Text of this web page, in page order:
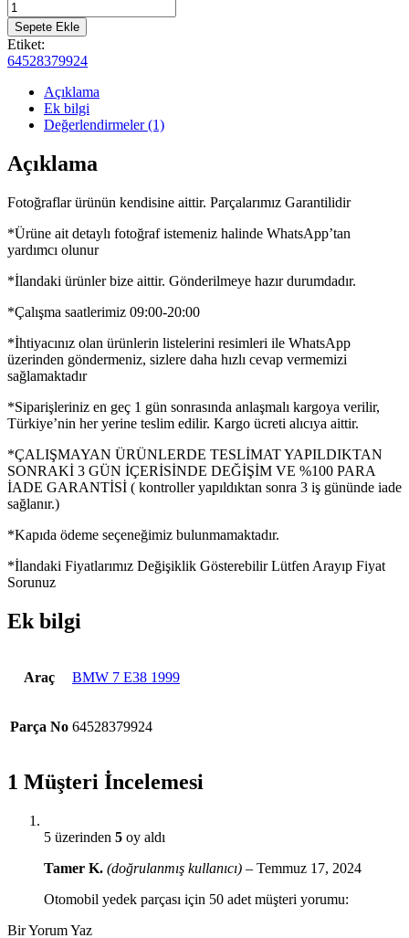
Sepete Ekle
Etiket:
64528379924
Açıklama
Ek bilgi
Değerlendirmeler (1)
Açıklama
Fotoğraflar ürünün kendisine aittir. Parçalarımız Garantilidir
*Ürüne ait detaylı fotoğraf istemeniz halinde WhatsApp’tan
yardımcı olunur
*İlandaki ürünler bize aittir. Gönderilmeye hazır durumdadır.
*Çalışma saatlerimiz 09:00-20:00
*İhtiyacınız olan ürünlerin listelerini resimleri ile WhatsApp
üzerinden göndermeniz, sizlere daha hızlı cevap vermemizi
sağlamaktadır
*Siparişleriniz en geç 1 gün sonrasında anlaşmalı kargoya verilir,
Türkiye’nin her yerine teslim edilir. Kargo ücreti alıcıya aittir.
*ÇALIŞMAYAN ÜRÜNLERDE TESLİMAT YAPILDIKTAN
SONRAKİ 3 GÜN İÇERİSİNDE DEĞİŞİM VE %100 PARA
İADE GARANTİSİ ( kontroller yapıldıktan sonra 3 iş gününde iade
sağlanır.)
*Kapıda ödeme seçeneğimiz bulunmamaktadır.
*İlandaki Fiyatlarımız Değişiklik Gösterebilir Lütfen Arayıp Fiyat
Sorunuz
Ek bilgi
Araç BMW 7 E38 1999
Parça No 64528379924
1 Müşteri İncelemesi
5 üzerinden 5 oy aldı
Tamer K. (doğrulanmış kullanıcı) – Temmuz 17, 2024
Otomobil yedek parçası için 50 adet müşteri yorumu:
Bir Yorum Yaz